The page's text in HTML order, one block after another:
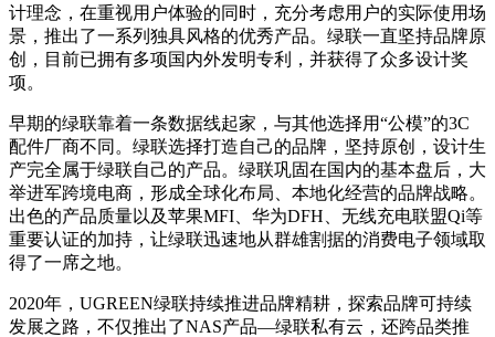
计理念，在重视用户体验的同时，充分考虑用户的实际使用场
景，推出了一系列独具风格的优秀产品。绿联一直坚持品牌原
创，目前已拥有多项国内外发明专利，并获得了众多设计奖
项。
早期的绿联靠着一条数据线起家，与其他选择用“公模”的3C
配件厂商不同。绿联选择打造自己的品牌，坚持原创，设计生
产完全属于绿联自己的产品。绿联巩固在国内的基本盘后，大
举进军跨境电商，形成全球化布局、本地化经营的品牌战略。
出色的产品质量以及苹果MFI、华为DFH、无线充电联盟Qi等
重要认证的加持，让绿联迅速地从群雄割据的消费电子领域取
得了一席之地。
2020年，UGREEN绿联持续推进品牌精耕，探索品牌可持续
发展之路，不仅推出了NAS产品—绿联私有云，还跨品类推